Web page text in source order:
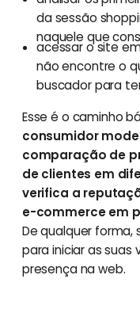
da sessão
naquele que
acessar o site
não encontre o
buscador para
Esse é o caminho
consumidor
comparação de
de clientes em
verifica a
e-commerce em
De qualquer forma,
para iniciar as suas
presença na web.